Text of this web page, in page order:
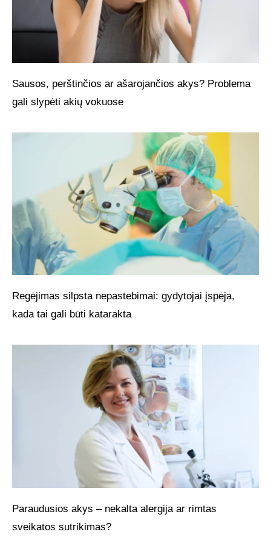
Sausos, perštinčios ar ašarojančios akys? Problema
gali slypėti akių vokuose
Regėjimas silpsta nepastebimai: gydytojai įspėja,
kada tai gali būti katarakta
Paraudusios akys – nekalta alergija ar rimtas
sveikatos sutrikimas?